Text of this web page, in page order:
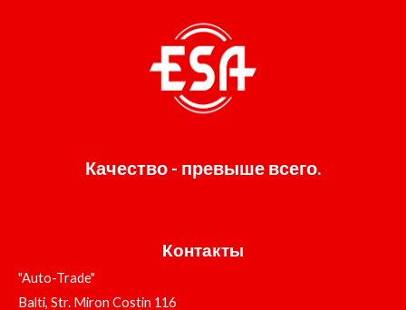
Качество - превыше всего.
Контакты
"Auto-Trade"
Balti, Str. Miron Costin 116